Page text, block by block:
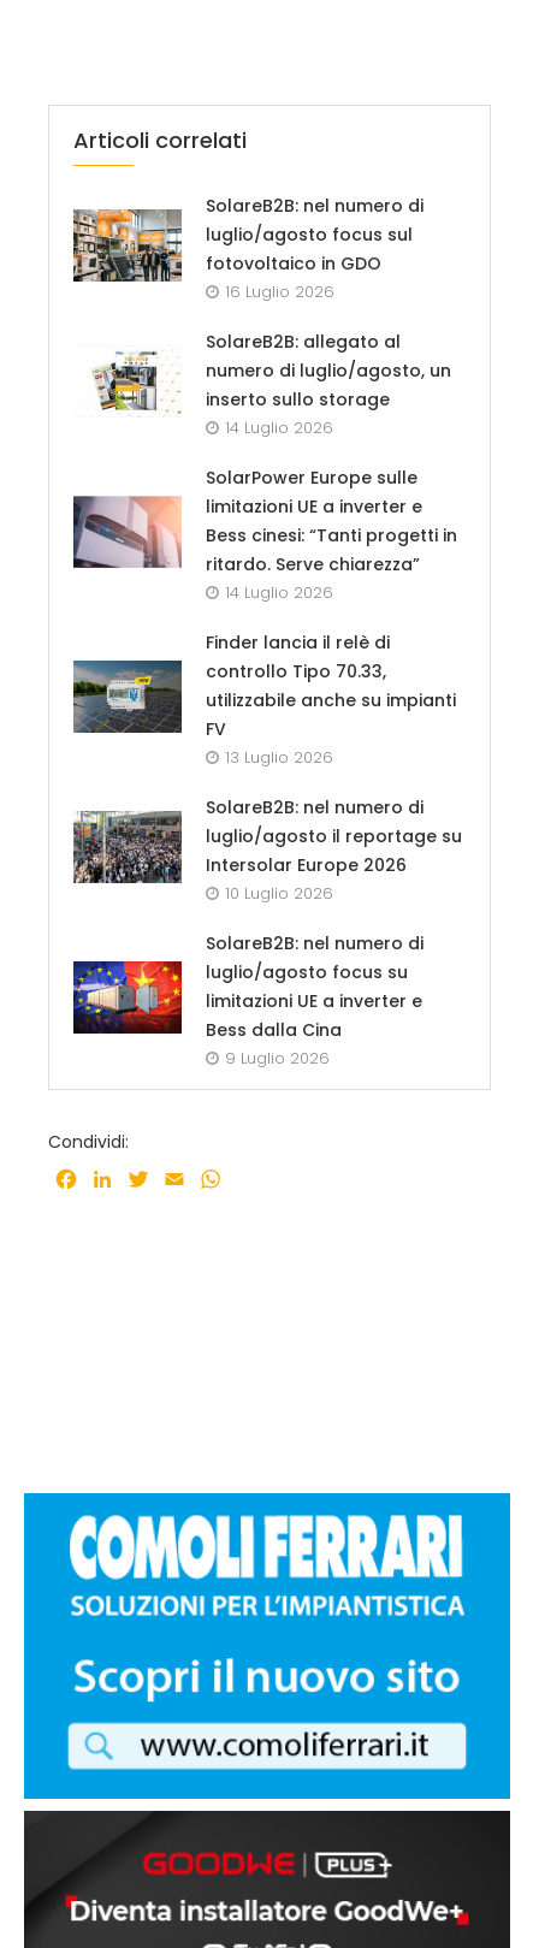
Articoli correlati
SolareB2B: nel numero di
luglio/agosto focus sul
fotovoltaico in GDO
16 Luglio 2026
SolareB2B: allegato al
numero di luglio/agosto, un
inserto sullo storage
14 Luglio 2026
SolarPower Europe sulle
limitazioni UE a inverter e
Bess cinesi: “Tanti progetti in
ritardo. Serve chiarezza”
14 Luglio 2026
Finder lancia il relè di
controllo Tipo 70.33,
utilizzabile anche su impianti
FV
13 Luglio 2026
SolareB2B: nel numero di
luglio/agosto il reportage su
Intersolar Europe 2026
10 Luglio 2026
SolareB2B: nel numero di
luglio/agosto focus su
limitazioni UE a inverter e
Bess dalla Cina
9 Luglio 2026
Condividi:
Facebook
LinkedInTwitter
Email